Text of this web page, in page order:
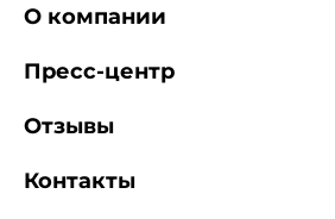
установленной в табл.1,
1.6. Количество
О компании
Пресс-центр
Отзывы
Контакты